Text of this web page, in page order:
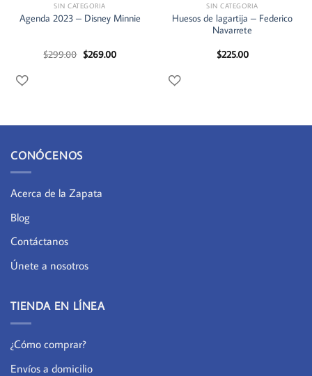
SIN CATEGORIA
Agenda 2023 – Disney Minnie
$299.00 El
precio
$269.00El
SIN CATEGORIA
Huesos de lagartija – Federico
Navarrete
$225.00
CONÓCENOS
Acerca de la Zapata
Blog
Contáctanos
Únete a nosotros
TIENDA EN LÍNEA
¿Cómo comprar?
Envíos a domicilio